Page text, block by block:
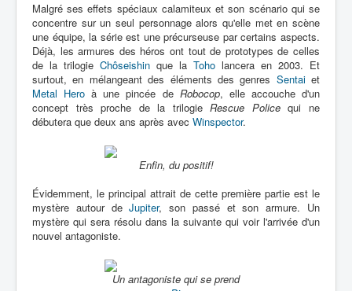
Malgré ses effets spéciaux calamiteux et son scénario qui se
concentre sur un seul personnage alors qu'elle met en scène
une équipe, la série est une précurseuse par certains aspects.
Déjà, les armures des héros ont tout de prototypes de celles
de la trilogie Chôseishin que la Toho lancera en 2003. Et
surtout, en mélangeant des éléments des genres Sentaiet
Metal Hero à une pincée de Robocop, elle accouche d'un
concept très proche de la trilogieRescue Policequi ne
débutera que deux ans après avec Winspector.
Enfin, du positif!
Évidemment, le principal attrait de cette première partie est le
mystère autour deJupiter, son passé et son armure. Un
mystère qui sera résolu dans la suivante qui voir l'arrivée d'un
nouvel antagoniste.
Un antagoniste qui se prend